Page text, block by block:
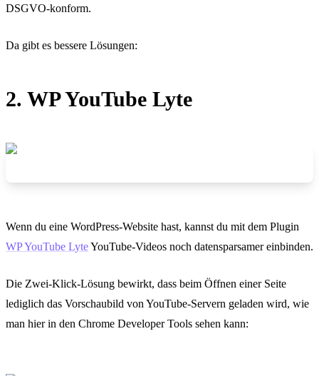
DSGVO-konform.
Da gibt es bessere Lösungen:
2. WP YouTube Lyte
Wenn du eine WordPress-Website hast, kannst du mit dem Plugin
WP YouTube LyteYouTube-Videos noch datensparsamer einbinden.
Die Zwei-Klick-Lösung bewirkt, dass beim Öffnen einer Seite
lediglich das Vorschaubild von YouTube-Servern geladen wird, wie
man hier in den Chrome Developer Tools sehen kann: